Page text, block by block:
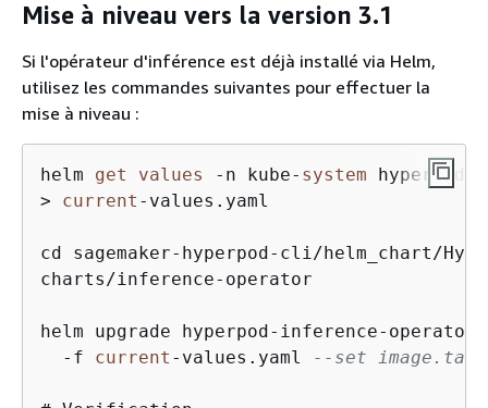
Mise à niveau vers la version 3.1
Si l'opérateur d'inférence est déjà installé via Helm,
utilisez les commandes suivantes pour effectuer la
mise à niveau :
helm get values - n kube- system hyperpod
>
current - values.yaml
cd sagemaker- hyperpod- cli /helm_chart /
charts /inference- operator
helm upgrade hyperpod- inference-
- f current - values.yaml --set